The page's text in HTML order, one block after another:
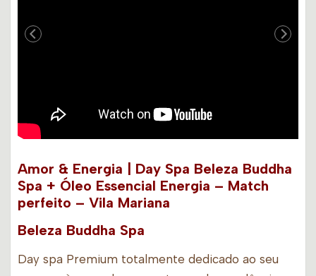
Amor & Energia | Day Spa Beleza Buddha
Spa + Óleo Essencial Energia – Match
perfeito – Vila Mariana
Beleza Buddha Spa
Day spa Premium totalmente dedicado ao seu